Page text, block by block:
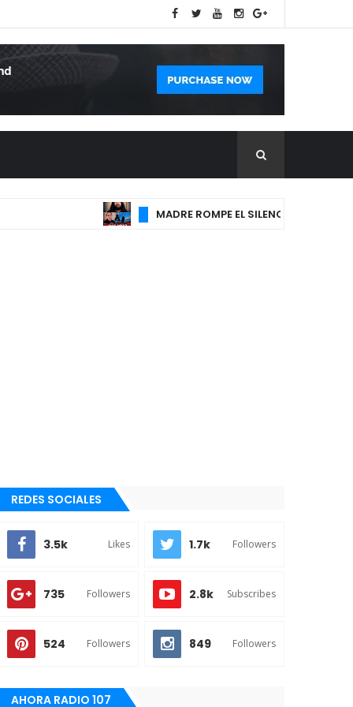
MADRE ROMPE EL SILENCIO: DOLOROSO
REDES SOCIALES
3.5k Likes 1.7k Followers
735 Followers 2.8k Subscribes
524 Followers 849 Followers
AHORA RADIO 107